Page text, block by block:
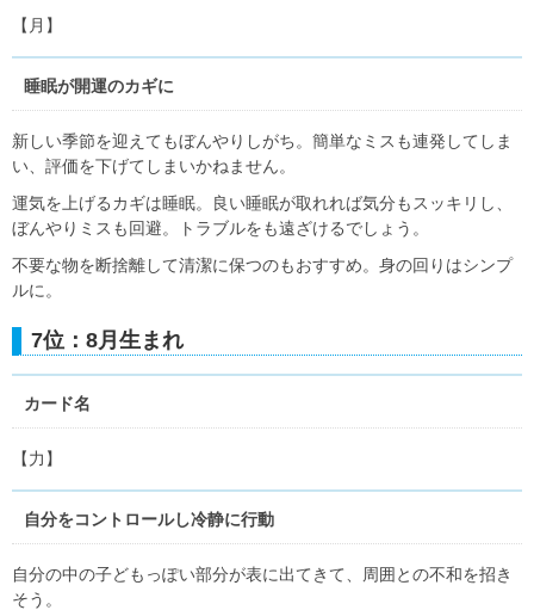
【月】
睡眠が開運のカギに
新しい季節を迎えてもぼんやりしがち。簡単なミスも連発してしま
い、評価を下げてしまいかねません。
運気を上げるカギは睡眠。良い睡眠が取れれば気分もスッキリし、
ぼんやりミスも回避。トラブルをも遠ざけるでしょう。
不要な物を断捨離して清潔に保つのもおすすめ。身の回りはシンプ
ルに。
7位：8月生まれ
カード名
【力】
自分をコントロールし冷静に行動
自分の中の子どもっぽい部分が表に出てきて、周囲との不和を招き
そう。